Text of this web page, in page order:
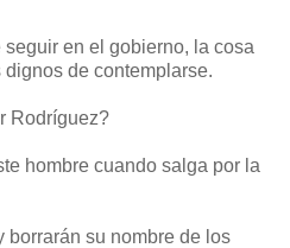
en el gobierno, la cosa
de contemplarse.
Rodríguez?
hombre cuando salga por la
borrarán su nombre de los